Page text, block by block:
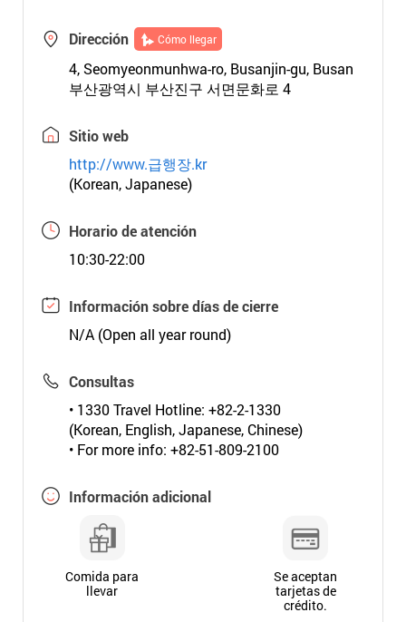
Dirección Cómo llegar
4, Seomyeonmunhwa-ro, Busanjin-gu, Busan
부산광역시 부산진구 서면문화로 4
Sitio web
http://www.급행장.kr
(Korean, Japanese)
Horario de atención
10:30-22:00
Información sobre días de cierre
N/A (Open all year round)
Consultas
• 1330 Travel Hotline: +82-2-1330
(Korean, English, Japanese, Chinese)
• For more info: +82-51-809-2100
Información adicional
Comida para
llevar
Se aceptan
tarjetas de
crédito.